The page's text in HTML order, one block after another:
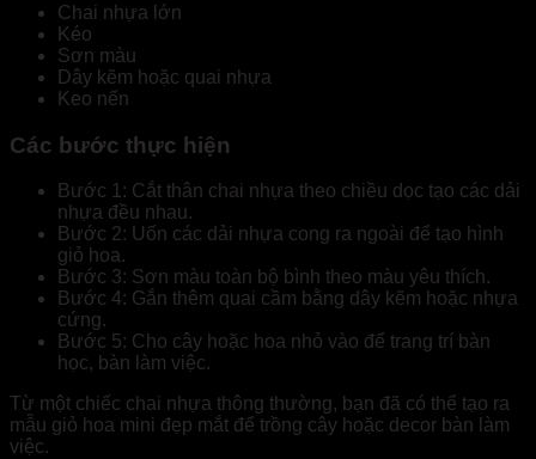
Chai nhựa lớn
Kéo
Sơn màu
Dây kẽm hoặc quai nhựa
Keo nến
Các bước thực hiện
Bước 1: Cắt thân chai nhựa theo chiều dọc tạo các dải
nhựa đều nhau.
Bước 2: Uốn các dải nhựa cong ra ngoài để tạo hình
giỏ hoa.
Bước 3: Sơn màu toàn bộ bình theo màu yêu thích.
Bước 4: Gắn thêm quai cầm bằng dây kẽm hoặc nhựa
cứng.
Bước 5: Cho cây hoặc hoa nhỏ vào để trang trí bàn
học, bàn làm việc.
Từ một chiếc chai nhựa thông thường, bạn đã có thể tạo ra
mẫu giỏ hoa mini đẹp mắt để trồng cây hoặc decor bàn làm
việc.